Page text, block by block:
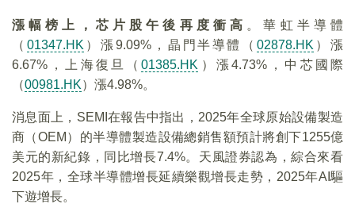
漲幅榜上，芯片股午後再度衝高 。華虹半導體
（ 01347.HK ）漲9.09%，晶門半導體（ 02878.HK ）漲
6.67%，上海復旦（01385.HK ）漲4.73%，中芯國際
（00981.HK）漲4.98%。
消息面上，SEMI在報告中指出，2025年全球原始設備製造
商（OEM）的半導體製造設備總銷售額預計將創下1255億
美元的新紀錄，同比增長7.4%。天風證券認為，綜合來看
2025年，全球半導體增長延續樂觀增長走勢，2025年AI驅
下遊增長。